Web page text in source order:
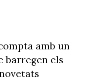
amb un
barregen els